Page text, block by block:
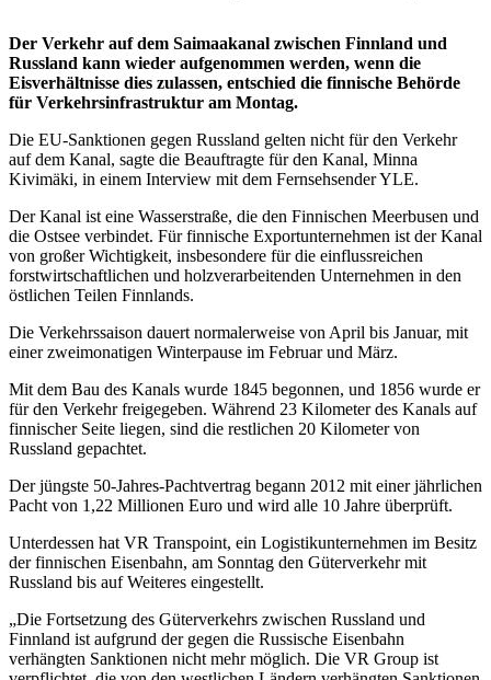
Der Verkehr auf dem Saimaakanal zwischen Finnland und
Russland kann wieder aufgenommen werden, wenn die
Eisverhältnisse dies zulassen, entschied die finnische Behörde
für Verkehrsinfrastruktur am Montag.
Die EU-Sanktionen gegen Russland gelten nicht für den Verkehr
auf dem Kanal, sagte die Beauftragte für den Kanal, Minna
Kivimäki, in einem Interview mit dem Fernsehsender YLE.
Der Kanal ist eine Wasserstraße, die den Finnischen Meerbusen und
die Ostsee verbindet. Für finnische Exportunternehmen ist der Kanal
von großer Wichtigkeit, insbesondere für die einflussreichen
forstwirtschaftlichen und holzverarbeitenden Unternehmen in den
östlichen Teilen Finnlands.
Die Verkehrssaison dauert normalerweise von April bis Januar, mit
einer zweimonatigen Winterpause im Februar und März.
Mit dem Bau des Kanals wurde 1845 begonnen, und 1856 wurde er
für den Verkehr freigegeben. Während 23 Kilometer des Kanals auf
finnischer Seite liegen, sind die restlichen 20 Kilometer von
Russland gepachtet.
Der jüngste 50-Jahres-Pachtvertrag begann 2012 mit einer jährlichen
Pacht von 1,22 Millionen Euro und wird alle 10 Jahre überprüft.
Unterdessen hat VR Transpoint, ein Logistikunternehmen im Besitz
der finnischen Eisenbahn, am Sonntag den Güterverkehr mit
Russland bis auf Weiteres eingestellt.
„Die Fortsetzung des Güterverkehrs zwischen Russland und
Finnland ist aufgrund der gegen die Russische Eisenbahn
verhängten Sanktionen nicht mehr möglich. Die VR Group ist